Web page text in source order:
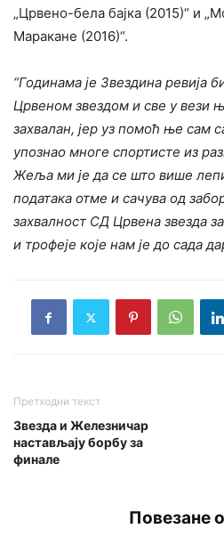
„Црвено-бела бајка (2015)“ и
Маракане (2016)“.
“Годинама је Звездина ревија
Црвеном звездом и све у вези
захвалан, јер уз помоћ ње сам
упознао многе спортисте из
Жеља ми је да се што више
података отме и сачува од
захвалност СД Црвена звезда
и трофеје које нам је до сада
Претходни текст
Звезда и Железничар
настављају борбу за
финале
Повезане